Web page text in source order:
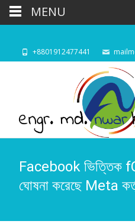
+8801912477441
Facebook ভিত্তিক
ঘোষনা করেছে Meta
MENU